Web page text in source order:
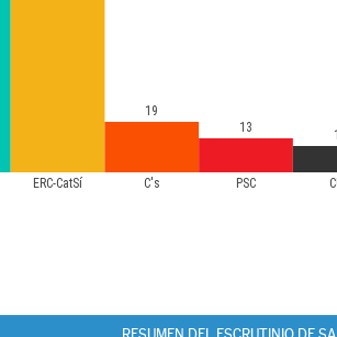
ERC-CatSí C's PSC
19
13